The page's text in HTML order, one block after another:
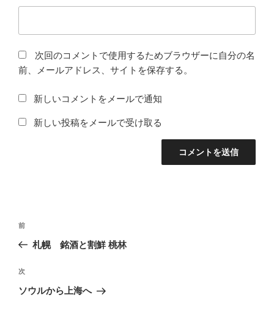
次回のコメントで使用するためブラウザーに自分の名
前、メールアドレス、サイトを保存する。
新しいコメントをメールで通知
新しい投稿をメールで受け取る
投
ビ
ゲ
前
の
稿
前
札幌 銘酒と割鮮 桃林
次
の
次
ソウルから上海へ